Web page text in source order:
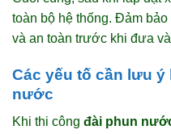
toàn bộ hệ thống. Đảm
và an toàn trước khi đưa
Các yếu tố cần lưu
nước
Khi thi công đài phun